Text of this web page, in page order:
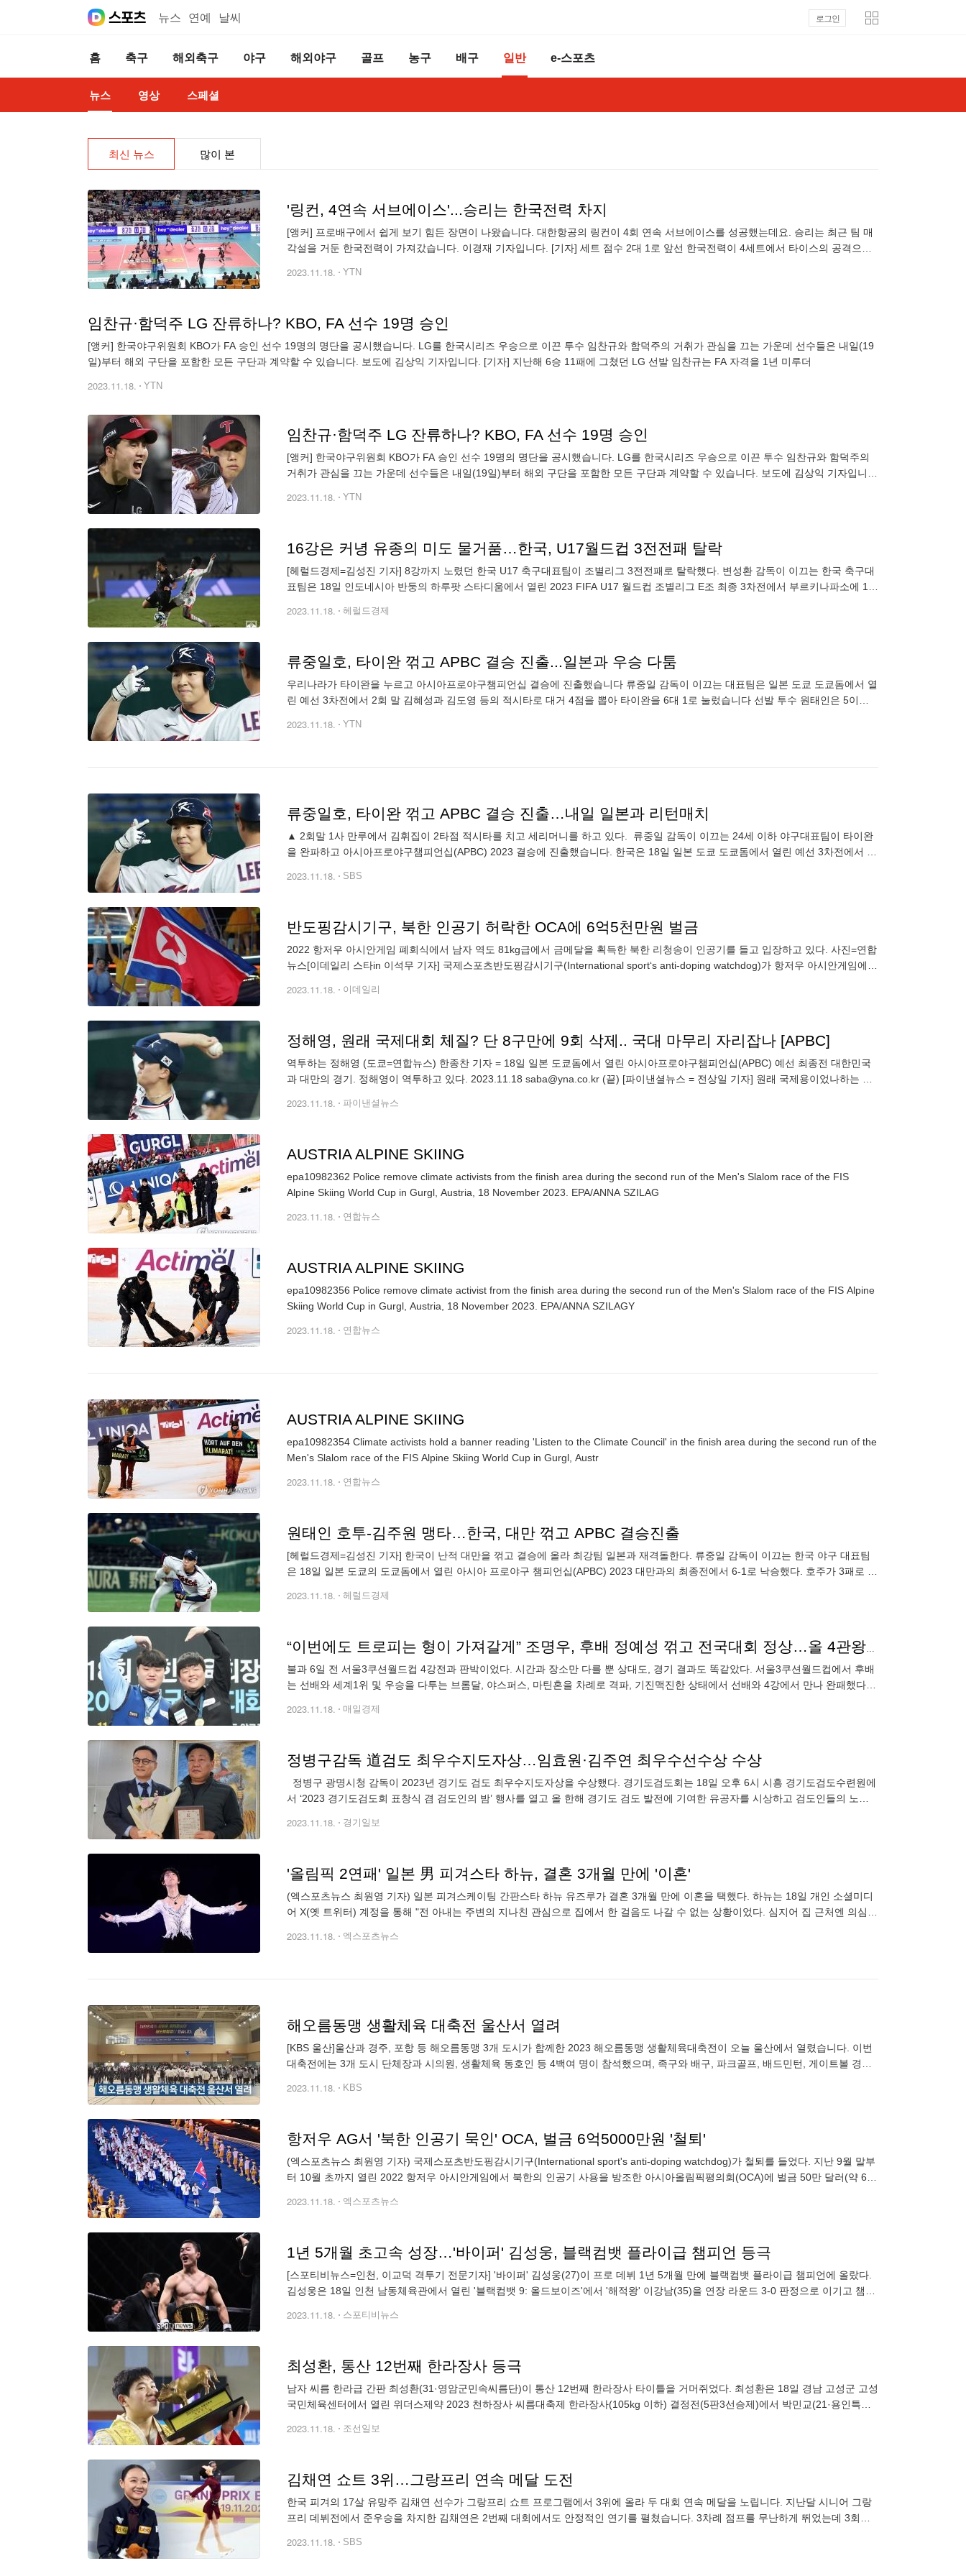
뉴스 연예 날씨 로그인
홈 축구 해외축구 야구 해외야구 골프 농구 배구 일반 e-스포츠
뉴스 영상 스페셜
최신 뉴스 많이 본
'링컨, 4연속 서브에이스'...승리는 한국전력 차지
[앵커] 프로배구에서 쉽게 보기 힘든 장면이 나왔습니다. 대한항공의 링컨이 4회 연속 서브에이스를 성공했는데요. 승리는 최근 팀 매
각설을 거둔 한국전력이 가져갔습니다. 이경재 기자입니다. [기자] 세트 점수 2대 1로 앞선 한국전력이 4세트에서 타이스의 공격으로
2023.11.18. YTN
임찬규·함덕주 LG 잔류하나? KBO, FA 선수 19명 승인
[앵커] 한국야구위원회 KBO가 FA 승인 선수 19명의 명단을 공시했습니다. LG를 한국시리즈 우승으로 이끈 투수 임찬규와 함덕주의 거취가 관심을 끄는 가운데 선수들은 내일(19
일)부터 해외 구단을 포함한 모든 구단과 계약할 수 있습니다. 보도에 김상익 기자입니다. [기자] 지난해 6승 11패에 그쳤던 LG 선발 임찬규는 FA 자격을 1년 미루더
2023.11.18. YTN
임찬규·함덕주 LG 잔류하나? KBO, FA 선수 19명 승인
[앵커] 한국야구위원회 KBO가 FA 승인 선수 19명의 명단을 공시했습니다. LG를 한국시리즈 우승으로 이끈 투수 임찬규와 함덕주의
거취가 관심을 끄는 가운데 선수들은 내일(19일)부터 해외 구단을 포함한 모든 구단과 계약할 수 있습니다. 보도에 김상익 기자입니
2023.11.18. YTN
16강은 커녕 유종의 미도 물거품…한국, U17월드컵 3전전패 탈락
[헤럴드경제=김성진 기자] 8강까지 노렸던 한국 U17 축구대표팀이 조별리그 3전전패로 탈락했다. 변성환 감독이 이끄는 한국 축구대
표팀은 18일 인도네시아 반둥의 하루팟 스타디움에서 열린 2023 FIFA U17 월드컵 조별리그 E조 최종 3차전에서 부르키나파소에 1-2
2023.11.18. 헤럴드경제
류중일호, 타이완 꺾고 APBC 결승 진출...일본과 우승 다툼
우리나라가 타이완을 누르고 아시아프로야구챔피언십 결승에 진출했습니다 류중일 감독이 이끄는 대표팀은 일본 도쿄 도쿄돔에서 열
린 예선 3차전에서 2회 말 김혜성과 김도영 등의 적시타로 대거 4점을 뽑아 타이완을 6대 1로 눌렀습니다 선발 투수 원태인은 5이닝
2023.11.18. YTN
류중일호, 타이완 꺾고 APBC 결승 진출…내일 일본과 리턴매치
▲ 2회말 1사 만루에서 김휘집이 2타점 적시타를 치고 세리머니를 하고 있다. 류중일 감독이 이끄는 24세 이하 야구대표팀이 타이완
을 완파하고 아시아프로야구챔피언십(APBC) 2023 결승에 진출했습니다. 한국은 18일 일본 도쿄 도쿄돔에서 열린 예선 3차전에서 타
2023.11.18. SBS
반도핑감시기구, 북한 인공기 허락한 OCA에 6억5천만원 벌금
2022 항저우 아시안게임 폐회식에서 남자 역도 81kg급에서 금메달을 획득한 북한 리청송이 인공기를 들고 입장하고 있다. 사진=연합
뉴스[이데일리 스타in 이석무 기자] 국제스포츠반도핑감시기구(International sport‘s anti-doping watchdog)가 항저우 아시안게임에서
2023.11.18. 이데일리
정해영, 원래 국제대회 체질? 단 8구만에 9회 삭제.. 국대 마무리 자리잡나 [APBC]
역투하는 정해영 (도쿄=연합뉴스) 한종찬 기자 = 18일 일본 도쿄돔에서 열린 아시아프로야구챔피언십(APBC) 예선 최종전 대한민국
과 대만의 경기. 정해영이 역투하고 있다. 2023.11.18 saba@yna.co.kr (끝) [파이낸셜뉴스 = 전상일 기자] 원래 국제용이었나하는 의
2023.11.18. 파이낸셜뉴스
AUSTRIA ALPINE SKIING
epa10982362 Police remove climate activists from the finish area during the second run of the Men's Slalom race of the FIS
Alpine Skiing World Cup in Gurgl, Austria, 18 November 2023. EPA/ANNA SZILAG
2023.11.18. 연합뉴스
AUSTRIA ALPINE SKIING
epa10982356 Police remove climate activist from the finish area during the second run of the Men's Slalom race of the FIS Alpine
Skiing World Cup in Gurgl, Austria, 18 November 2023. EPA/ANNA SZILAGY
2023.11.18. 연합뉴스
AUSTRIA ALPINE SKIING
epa10982354 Climate activists hold a banner reading 'Listen to the Climate Council' in the finish area during the second run of the
Men's Slalom race of the FIS Alpine Skiing World Cup in Gurgl, Austr
2023.11.18. 연합뉴스
원태인 호투-김주원 맹타…한국, 대만 꺾고 APBC 결승진출
[헤럴드경제=김성진 기자] 한국이 난적 대만을 꺾고 결승에 올라 최강팀 일본과 재격돌한다. 류중일 감독이 이끄는 한국 야구 대표팀
은 18일 일본 도쿄의 도쿄돔에서 열린 아시아 프로야구 챔피언십(APBC) 2023 대만과의 최종전에서 6-1로 낙승했다. 호주가 3패로 탈
2023.11.18. 헤럴드경제
“이번에도 트로피는 형이 가져갈게” 조명우, 후배 정예성 꺾고 전국대회 정상…올 4관왕[대한체육회장배]
불과 6일 전 서울3쿠션월드컵 4강전과 판박이었다. 시간과 장소만 다를 뿐 상대도, 경기 결과도 똑같았다. 서울3쿠션월드컵에서 후배
는 선배와 세계1위 및 우승을 다투는 브롬달, 야스퍼스, 마틴혼을 차례로 격파, 기진맥진한 상태에서 선배와 4강에서 만나 완패했다.
2023.11.18. 매일경제
정병구감독 道검도 최우수지도자상…임효원·김주연 최우수선수상 수상
정병구 광명시청 감독이 2023년 경기도 검도 최우수지도자상을 수상했다. 경기도검도회는 18일 오후 6시 시흥 경기도검도수련원에
서 ‘2023 경기도검도회 표창식 겸 검도인의 밤’ 행사를 열고 올 한해 경기도 검도 발전에 기여한 유공자를 시상하고 검도인들의 노고
2023.11.18. 경기일보
'올림픽 2연패' 일본 男 피겨스타 하뉴, 결혼 3개월 만에 '이혼'
(엑스포츠뉴스 최원영 기자) 일본 피겨스케이팅 간판스타 하뉴 유즈루가 결혼 3개월 만에 이혼을 택했다. 하뉴는 18일 개인 소셜미디
어 X(옛 트위터) 계정을 통해 "전 아내는 주변의 지나친 관심으로 집에서 한 걸음도 나갈 수 없는 상황이었다. 심지어 집 근처엔 의심스
2023.11.18. 엑스포츠뉴스
해오름동맹 생활체육 대축전 울산서 열려
[KBS 울산]울산과 경주, 포항 등 해오름동맹 3개 도시가 함께한 2023 해오름동맹 생활체육대축전이 오늘 울산에서 열렸습니다. 이번
대축전에는 3개 도시 단체장과 시의원, 생활체육 동호인 등 4백여 명이 참석했으며, 족구와 배구, 파크골프, 배드민턴, 게이트볼 경기
2023.11.18. KBS
항저우 AG서 '북한 인공기 묵인' OCA, 벌금 6억5000만원 '철퇴'
(엑스포츠뉴스 최원영 기자) 국제스포츠반도핑감시기구(International sport's anti-doping watchdog)가 철퇴를 들었다. 지난 9월 말부
터 10월 초까지 열린 2022 항저우 아시안게임에서 북한의 인공기 사용을 방조한 아시아올림픽평의회(OCA)에 벌금 50만 달러(약 6억
2023.11.18. 엑스포츠뉴스
1년 5개월 초고속 성장…'바이퍼' 김성웅, 블랙컴뱃 플라이급 챔피언 등극
[스포티비뉴스=인천, 이교덕 격투기 전문기자] '바이퍼' 김성웅(27)이 프로 데뷔 1년 5개월 만에 블랙컴뱃 플라이급 챔피언에 올랐다.
김성웅은 18일 인천 남동체육관에서 열린 '블랙컴뱃 9: 올드보이즈'에서 '해적왕' 이강남(35)을 연장 라운드 3-0 판정으로 이기고 챔피
2023.11.18. 스포티비뉴스
최성환, 통산 12번째 한라장사 등극
남자 씨름 한라급 간판 최성환(31·영암군민속씨름단)이 통산 12번째 한라장사 타이틀을 거머쥐었다. 최성환은 18일 경남 고성군 고성
국민체육센터에서 열린 위더스제약 2023 천하장사 씨름대축제 한라장사(105kg 이하) 결정전(5판3선승제)에서 박민교(21·용인특례
2023.11.18. 조선일보
김채연 쇼트 3위…그랑프리 연속 메달 도전
한국 피겨의 17살 유망주 김채연 선수가 그랑프리 쇼트 프로그램에서 3위에 올라 두 대회 연속 메달을 노립니다. 지난달 시니어 그랑
프리 데뷔전에서 준우승을 차지한 김채연은 2번째 대회에서도 안정적인 연기를 펼쳤습니다. 3차례 점프를 무난하게 뛰었는데 3회전
2023.11.18. SBS